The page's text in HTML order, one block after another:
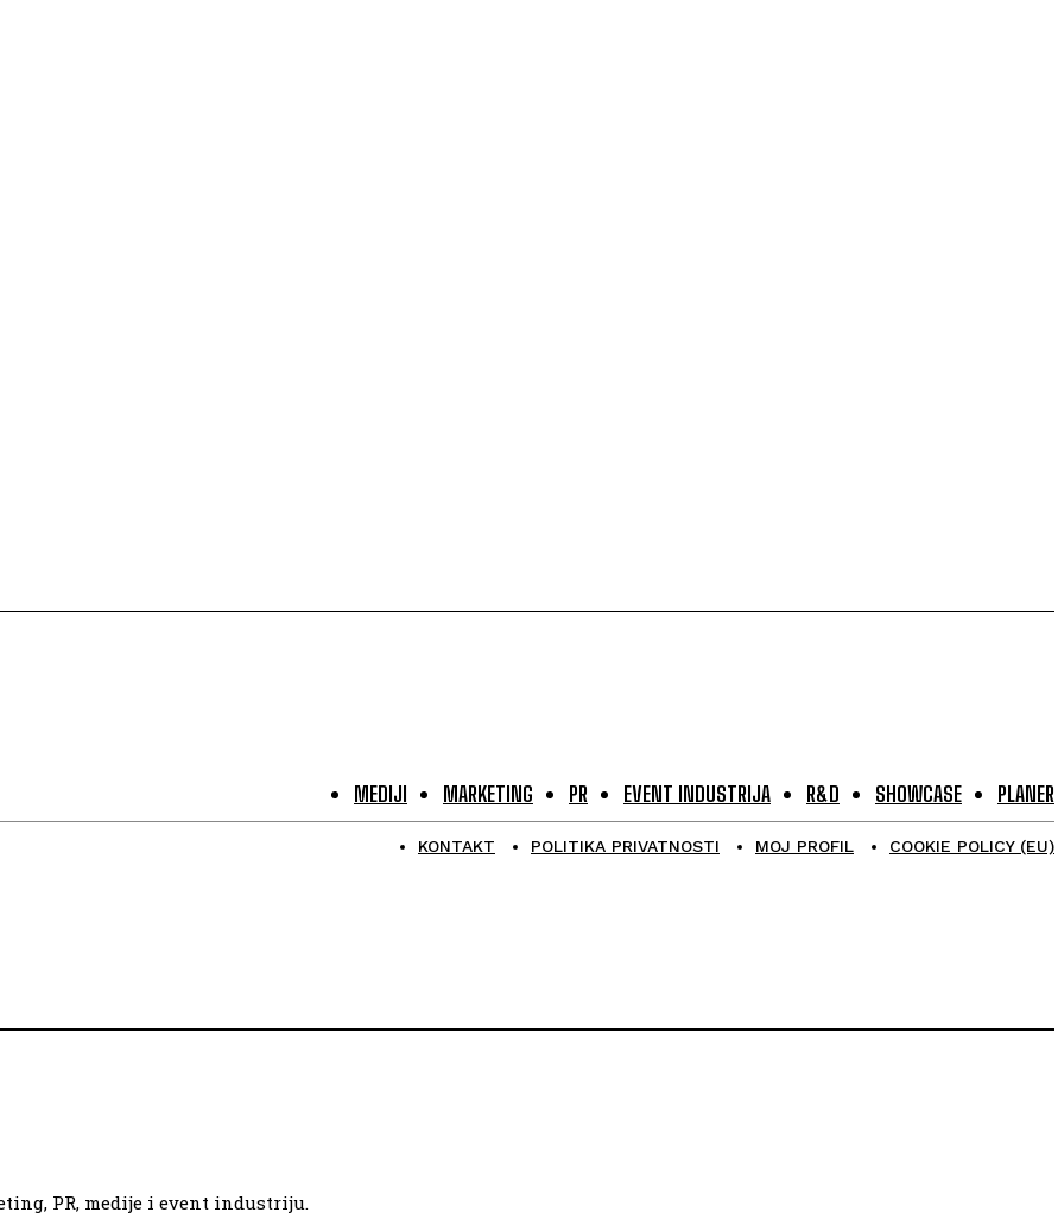
MEDIJI MARKETING PR EVENT INDUSTRIJA R&D SHOWCASE PLANER
KONTAKT POLITIKA PRIVATNOSTI MOJ PROFIL COOKIE POLICY (EU)
PR, medije i event industriju.